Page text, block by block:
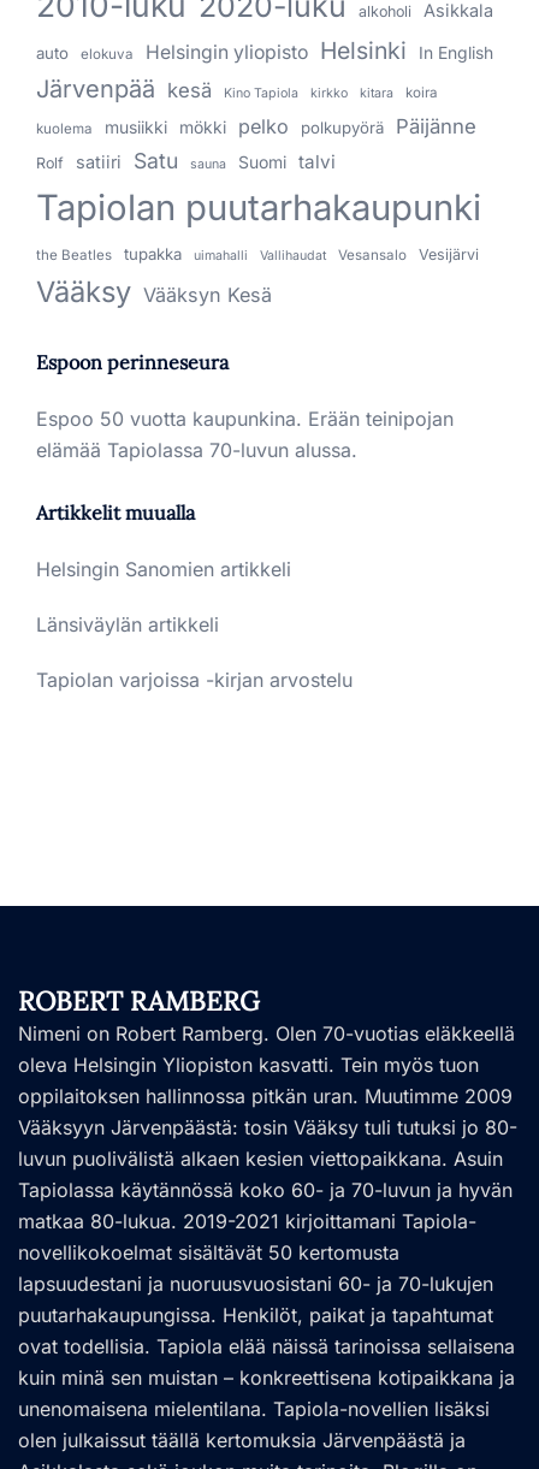
alkoholi Asikkala
auto elokuva Helsingin yliopisto Helsinki In English
Järvenpää kesä Kino Tapiola kirkko kitara koira
kuolema musiikki mökki pelko polkupyörä Päijänne
Rolf satiiri Satu sauna Suomi talvi
Tapiolan puutarhakaupunki
the Beatles tupakka uimahalli Vallihaudat Vesansalo Vesijärvi
Vääksy Vääksyn Kesä
Espoon perinneseura
Espoo 50 vuotta kaupunkina. Erään teinipojan
elämää Tapiolassa 70-luvun alussa.
Artikkelit muualla
Helsingin Sanomien artikkeli
Länsiväylän artikkeli
Tapiolan varjoissa -kirjan arvostelu
ROBERT RAMBERG
Nimeni on Robert Ramberg. Olen 70-vuotias eläkkeellä
oleva Helsingin Yliopiston kasvatti. Tein myös tuon
oppilaitoksen hallinnossa pitkän uran. Muutimme 2009
Vääksyyn Järvenpäästä: tosin Vääksy tuli tutuksi jo 80-
luvun puolivälistä alkaen kesien viettopaikkana. Asuin
Tapiolassa käytännössä koko 60- ja 70-luvun ja hyvän
matkaa 80-lukua. 2019-2021 kirjoittamani Tapiola-
novellikokoelmat sisältävät 50 kertomusta
lapsuudestani ja nuoruusvuosistani 60- ja 70-lukujen
puutarhakaupungissa. Henkilöt, paikat ja tapahtumat
ovat todellisia. Tapiola elää näissä tarinoissa sellaisena
kuin minä sen muistan – konkreettisena kotipaikkana ja
unenomaisena mielentilana. Tapiola-novellien lisäksi
olen julkaissut täällä kertomuksia Järvenpäästä ja